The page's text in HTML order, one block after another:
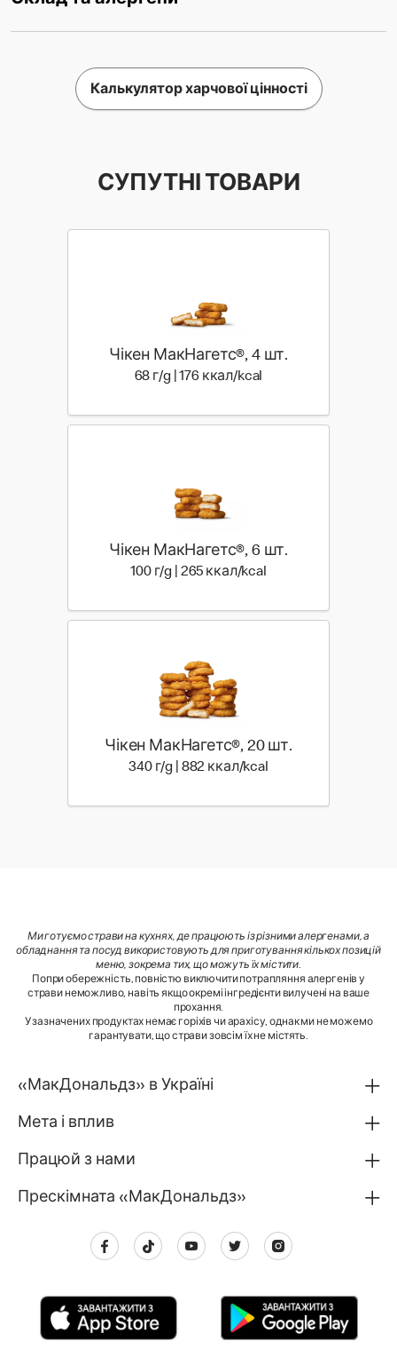
Калькулятор харчової цінності
СУПУТНІ ТОВАРИ
Чікен МакНагетс®, 4 шт.
68 г/g | 176 ккал/kcal
Чікен МакНагетс®, 6 шт.
100 г/g | 265 ккал/kcal
Чікен МакНагетс®, 20 шт.
340 г/g | 882 ккал/kcal
Ми готуємо страви на кухнях, де працюють із різними алергенами, а
обладнання та посуд використовують для приготування кількох позицій
меню, зокрема тих, що можуть їх містити.
Попри обережність, повністю виключити потрапляння алергенів у
страви неможливо, навіть якщо окремі інгредієнти вилучені на ваше
прохання.
У зазначених продуктах немає горіхів чи арахісу, однак ми не можемо
гарантувати, що страви зовсім їх не містять.
«МакДональдз» в Україні
Мета і вплив
Працюй з нами
Прескімната «МакДональдз»